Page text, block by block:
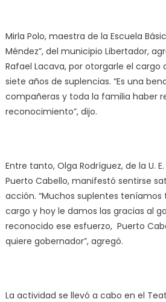
Mirla Polo, maestra de la Escuela
Méndez”, del municipio Libertador,
Rafael Lacava, por otorgarle el
siete años de suplencias. “Es una
compañeras y toda la familia haber
reconocimiento”, dijo.
Entre tanto, Olga Rodríguez, de la U.
Puerto Cabello, manifestó sentirse
acción. “Muchos suplentes teníamos
cargo y hoy le damos las gracias al
reconocido ese esfuerzo, Puerto
quiere gobernador”, agregó.
La actividad se llevó a cabo en el